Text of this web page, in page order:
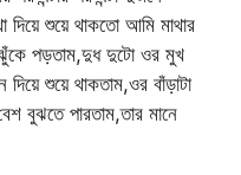
দিয়ে শুয়ে থাকতো আমি মাথার
ঝুঁকে পড়তাম,দুধ দুটো ওর মুখ
শুয়ে থাকতাম,ওর বাঁড়াটা
বুঝতে পারতাম,তার মানে